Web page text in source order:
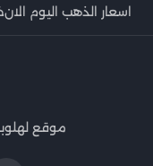
اسعار الذهب اليوم الان
موقع